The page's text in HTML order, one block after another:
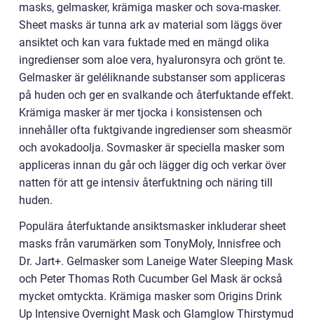
masks, gelmasker, krämiga masker och sova-masker.
Sheet masks är tunna ark av material som läggs över
ansiktet och kan vara fuktade med en mängd olika
ingredienser som aloe vera, hyaluronsyra och grönt te.
Gelmasker är geléliknande substanser som appliceras
på huden och ger en svalkande och återfuktande effekt.
Krämiga masker är mer tjocka i konsistensen och
innehåller ofta fuktgivande ingredienser som sheasmör
och avokadoolja. Sovmasker är speciella masker som
appliceras innan du går och lägger dig och verkar över
natten för att ge intensiv återfuktning och näring till
huden.
Populära återfuktande ansiktsmasker inkluderar sheet
masks från varumärken som TonyMoly, Innisfree och
Dr. Jart+. Gelmasker som Laneige Water Sleeping Mask
och Peter Thomas Roth Cucumber Gel Mask är också
mycket omtyckta. Krämiga masker som Origins Drink
Up Intensive Overnight Mask och Glamglow Thirstymud